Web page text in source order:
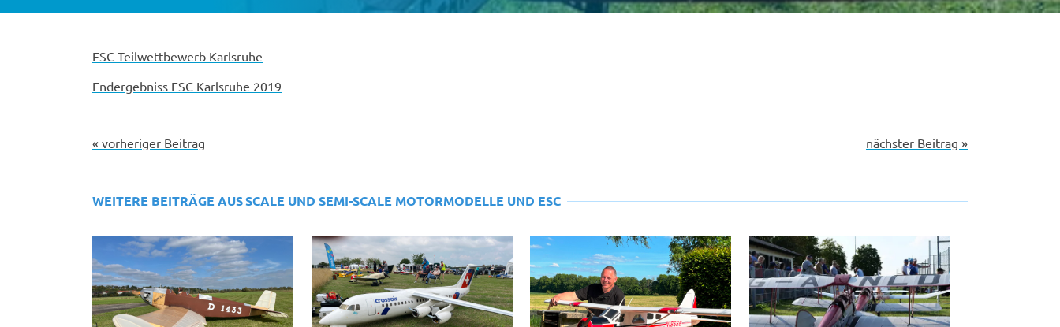
ESC Teilwettbewerb Karlsruhe
Endergebniss ESC Karlsruhe 2019
« vorheriger Beitrag nächster Beitrag »
WEITERE BEITRÄGE AUSSCALE UND SEMI-SCALE MOTORMODELLE UND ESC